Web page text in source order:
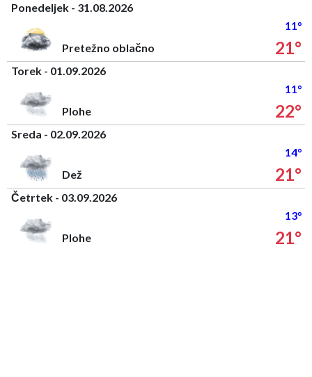
Ponedeljek - 31.08.2026
11°
Pretežno oblačno
21°
Torek - 01.09.2026
11°
Plohe
22°
Sreda - 02.09.2026
14°
Dež
21°
Četrtek - 03.09.2026
13°
Plohe
21°